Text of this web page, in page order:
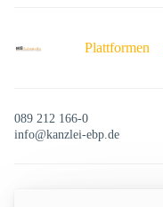
Plattformen
089 212 166-0
info@kanzlei-ebp.de